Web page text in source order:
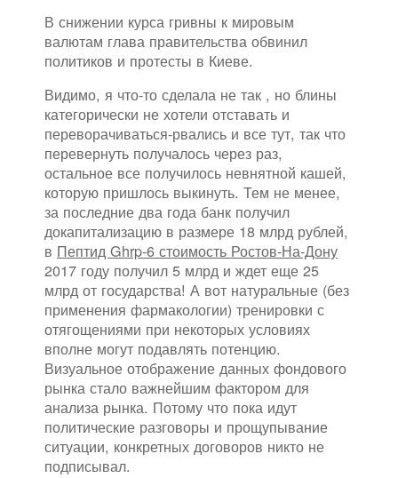
В снижении курса гривны к мировым
валютам глава правительства обвинил
политиков и протесты в Киеве.
Видимо, я что-то сделала не так , но блины
категорически не хотели отставать и
переворачиваться-рвались и все тут, так что
перевернуть получалось через раз,
остальное все получилось невнятной кашей,
которую пришлось выкинуть. Тем не менее,
за последние два года банк получил
докапитализацию в размере 18 млрд рублей,
в Пептид Ghrp-6 стоимость Ростов-На-Дону
2017 году получил 5 млрд и ждет еще 25
млрд от государства! А вот натуральные (без
применения фармакологии) тренировки с
отягощениями при некоторых условиях
вполне могут подавлять потенцию.
Визуальное отображение данных фондового
рынка стало важнейшим фактором для
анализа рынка. Потому что пока идут
политические разговоры и прощупывание
ситуации, конкретных договоров никто не
подписывал.